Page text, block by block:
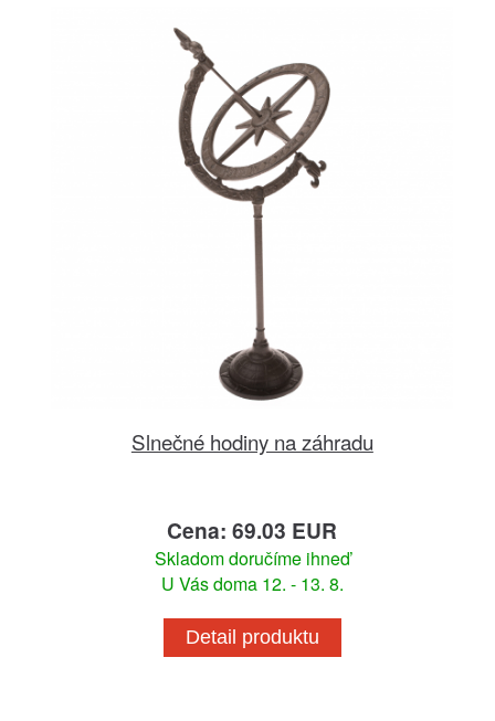
Slnečné hodiny na záhradu
Cena: 69.03 EUR
Skladom doručíme ihneď
U Vás doma 12. - 13. 8.
Detail produktu